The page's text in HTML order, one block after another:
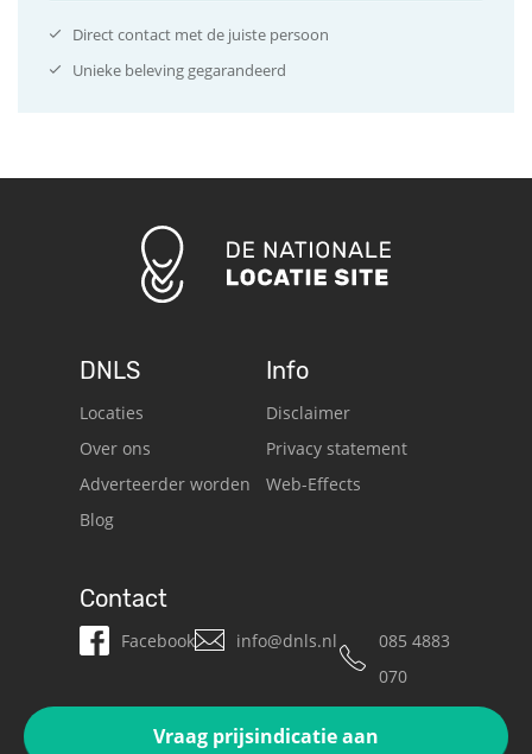
Direct contact met de juiste persoon
Unieke beleving gegarandeerd
Vraag prijsindicatie aan
DNLS
Locaties
Over ons
Adverteerder worden
Blog
Info
Disclaimer
Privacy statement
Web-Effects
Contact
Facebook info@dnls.nl
085 4883
070